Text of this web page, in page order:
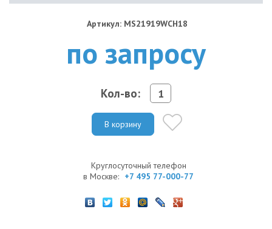
Артикул: MS21919WCH18
по запросу
Кол-во:
В корзину
Круглосуточный телефон
в Москве: +7 495 77-000-77